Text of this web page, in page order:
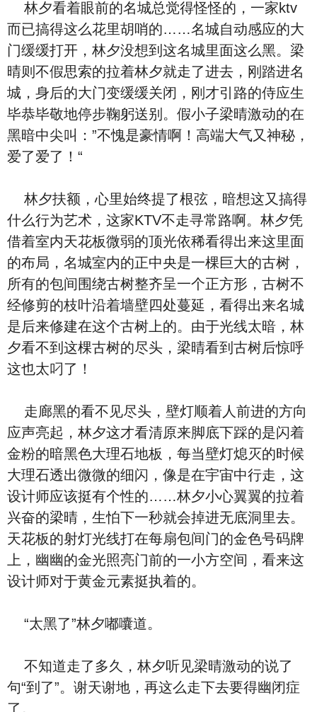
林夕看着眼前的名城总觉得怪怪的，一家ktv
而已搞得这么花里胡哨的……名城自动感应的大
门缓缓打开，林夕没想到这名城里面这么黑。梁
晴则不假思索的拉着林夕就走了进去，刚踏进名
城，身后的大门变缓缓关闭，刚才引路的侍应生
毕恭毕敬地停步鞠躬送别。假小子梁晴激动的在
黑暗中尖叫：”不愧是豪情啊！高端大气又神秘，
爱了爱了！“
林夕扶额，心里始终提了根弦，暗想这又搞得
什么行为艺术，这家KTV不走寻常路啊。林夕凭
借着室内天花板微弱的顶光依稀看得出来这里面
的布局，名城室内的正中央是一棵巨大的古树，
所有的包间围绕古树整齐呈一个正方形，古树不
经修剪的枝叶沿着墙壁四处蔓延，看得出来名城
是后来修建在这个古树上的。由于光线太暗，林
夕看不到这棵古树的尽头，梁晴看到古树后惊呼
这也太叼了！
走廊黑的看不见尽头，壁灯顺着人前进的方向
应声亮起，林夕这才看清原来脚底下踩的是闪着
金粉的暗黑色大理石地板，每当壁灯熄灭的时候
大理石透出微微的细闪，像是在宇宙中行走，这
设计师应该挺有个性的……林夕小心翼翼的拉着
兴奋的梁晴，生怕下一秒就会掉进无底洞里去。
天花板的射灯光线打在每扇包间门的金色号码牌
上，幽幽的金光照亮门前的一小方空间，看来这
设计师对于黄金元素挺执着的。
“太黑了”林夕嘟囔道。
不知道走了多久，林夕听见梁晴激动的说了
句“到了”。谢天谢地，再这么走下去要得幽闭症
了。